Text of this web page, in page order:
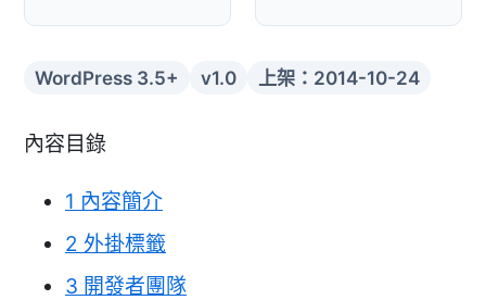
WordPress 3.5+ v1.0 上架：2014-10-24
內容目錄
1 內容簡介
2 外掛標籤
3 開發者團隊